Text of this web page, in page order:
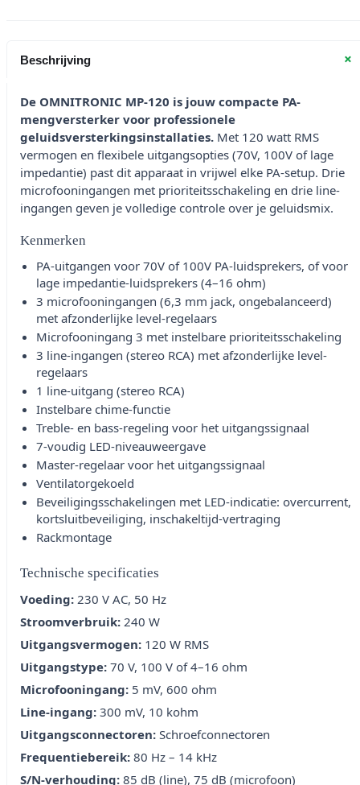
Beschrijving +
De OMNITRONIC MP-120 is jouw compacte PA-
mengversterker voor professionele
geluidsversterkingsinstallaties. Met 120 watt RMS
vermogen en flexibele uitgangsopties (70V, 100V of lage
impedantie) past dit apparaat in vrijwel elke PA-setup. Drie
microfooningangen met prioriteitsschakeling en drie line-
ingangen geven je volledige controle over je geluidsmix.
Kenmerken
PA-uitgangen voor 70V of 100V PA-luidsprekers, of voor
lage impedantie-luidsprekers (4–16 ohm)
3 microfooningangen (6,3 mm jack, ongebalanceerd)
met afzonderlijke level-regelaars
Microfooningang 3 met instelbare prioriteitsschakeling
3 line-ingangen (stereo RCA) met afzonderlijke level-
regelaars
1 line-uitgang (stereo RCA)
Instelbare chime-functie
Treble- en bass-regeling voor het uitgangssignaal
7-voudig LED-niveauweergave
Master-regelaar voor het uitgangssignaal
Ventilatorgekoeld
Beveiligingsschakelingen met LED-indicatie: overcurrent,
kortsluitbeveiliging, inschakeltijd-vertraging
Rackmontage
Technische specificaties
Voeding: 230 V AC, 50 Hz
Stroomverbruik: 240 W
Uitgangsvermogen: 120 W RMS
Uitgangstype: 70 V, 100 V of 4–16 ohm
Microfooningang: 5 mV, 600 ohm
Line-ingang: 300 mV, 10 kohm
Uitgangsconnectoren: Schroefconnectoren
Frequentiebereik: 80 Hz – 14 kHz
S/N-verhouding: 85 dB (line), 75 dB (microfoon)